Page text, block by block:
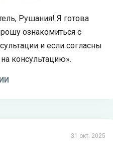
Рушания! Я готова
ознакомиться с
и если согласны
консультацию».
31 окт. 2025